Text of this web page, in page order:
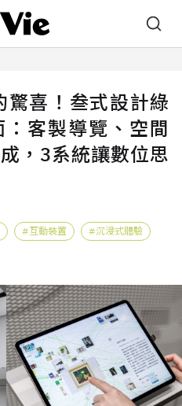
驚喜！叁式設計綠
客製導覽、空間
，3系統讓數位思
互動裝置 沉浸式體驗